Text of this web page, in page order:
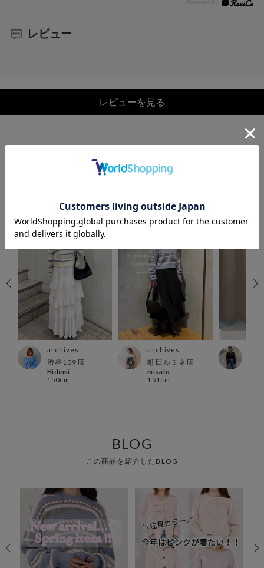
レビュー
レビューを見る
COORDINATE
archives
渋谷109店
Hidemi
150cm
archives
町田ルミネ店
misato
151cm
BLOG
この商品を紹介したBLOG